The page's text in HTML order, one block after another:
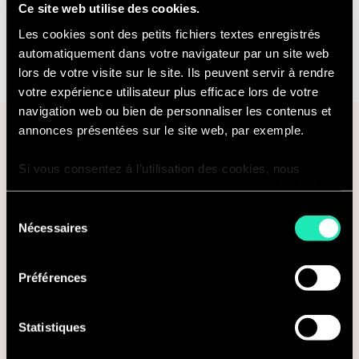
Ce site web utilise des cookies.
Les cookies sont des petits fichiers textes enregistrés
automatiquement dans votre navigateur par un site web
lors de votre visite sur le site. Ils peuvent servir à rendre
votre expérience utilisateur plus efficace lors de votre
navigation web ou bien de personnaliser les contenus et
annonces présentées sur le site web, par exemple.
Si vous consentez à l’utilisation des cookies, nous
consentir à cette utilisation à nouveau. Si vous ne
fonctionnement et ne personnalisera pas votre
Vous pouvez accéder à la liste complète des cookies
Nécessaires
Préférences
Statistiques
inégalée à nos clients.
Pour les demandes des médias ou
Courriel*
Objet